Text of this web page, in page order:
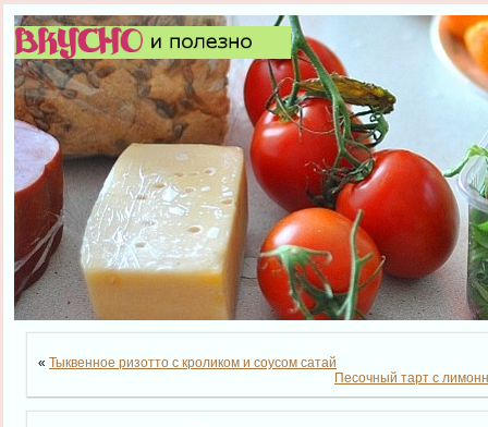
« Тыквенное ризотто с кроликом и соусом сатай
Песочный тарт с